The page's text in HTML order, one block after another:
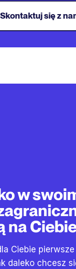
Skontaktuj się z
w
na
Ciebie
daleko chcesz